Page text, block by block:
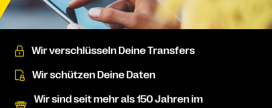
Wir verschlüsseln Deine Transfers
Wir schützen Deine Daten
Wir sind seit mehr als 150 Jahren im